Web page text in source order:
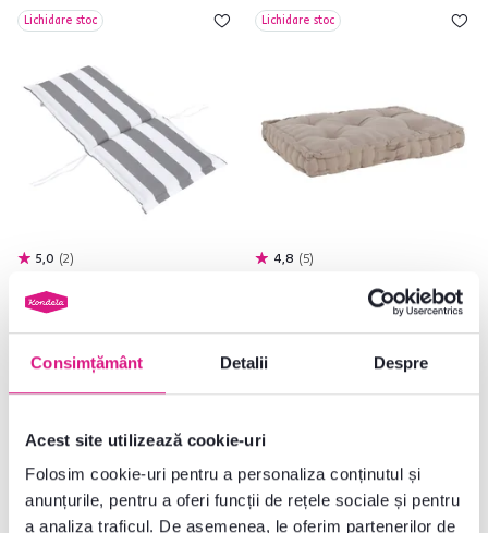
Consimțământ Detalii Despre
Acest site utilizează cookie-uri
Folosim cookie-uri pentru a personaliza conținutul și
anunțurile, pentru a oferi funcții de rețele sociale și pentru
a analiza traficul. De asemenea, le oferim partenerilor de
Lichidare stoc
5,0 2
alb/gri, ALMEDE
105 lei
3 Culori detaliate
Lichidare stoc
4,8 5
gri-maroniu Taupe, LEGNO
169 lei
3 Culori detaliate